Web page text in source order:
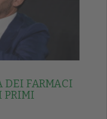
DEI FARMACI
PRIMI